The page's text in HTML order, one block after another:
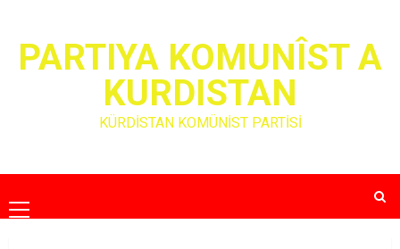
contentPARTIYA KOMUNÎST A
KURDISTAN
KÜRDİSTAN KOMÜNİST PARTİSİ
Primary
Menu